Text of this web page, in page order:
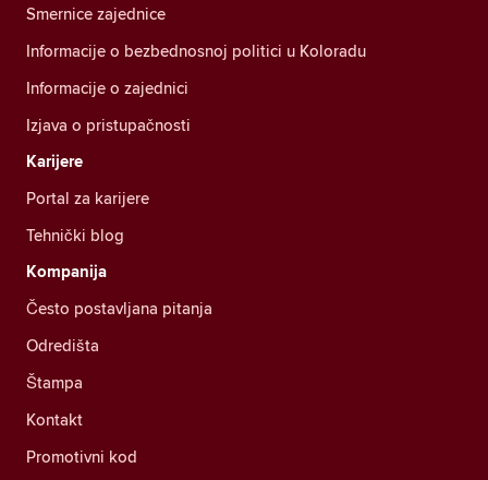
Smernice zajednice
Informacije o bezbednosnoj politici u Koloradu
Informacije o zajednici
Izjava o pristupačnosti
Karijere
Portal za karijere
Tehnički blog
Kompanija
Često postavljana pitanja
Odredišta
Štampa
Kontakt
Promotivni kod